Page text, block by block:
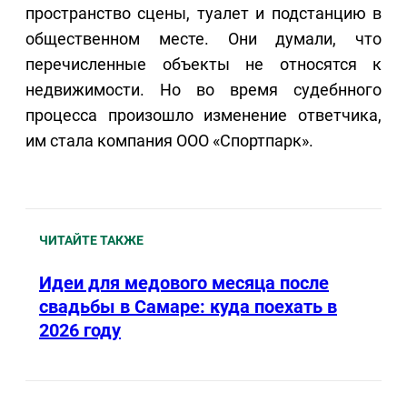
пространство сцены, туалет и подстанцию в
общественном месте. Они думали, что
перечисленные объекты не относятся к
недвижимости. Но во время судебнного
процесса произошло изменение ответчика,
им стала компания ООО «Спортпарк».
ЧИТАЙТЕ ТАКЖЕ
Идеи для медового месяца после
свадьбы в Самаре: куда поехать в
2026 году